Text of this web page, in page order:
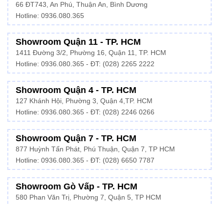
66 ĐT743, An Phú, Thuận An, Bình Dương
Hotline: 0936.080.365
Showroom Quận 11 - TP. HCM
1411 Đường 3/2, Phường 16, Quận 11, TP. HCM
Hotline: 0936.080.365 - ĐT: (028) 2265 2222
Showroom Quận 4 - TP. HCM
127 Khánh Hội, Phường 3, Quận 4,TP. HCM
Hotline: 0936.080.365 - ĐT: (028) 2246 0266
Showroom Quận 7 - TP. HCM
877 Huỳnh Tấn Phát, Phú Thuận, Quận 7, TP HCM
Hotline: 0936.080.365 - ĐT: (028) 6650 7787
Showroom Gò Vấp - TP. HCM
580 Phan Văn Trị, Phường 7, Quận 5, TP HCM